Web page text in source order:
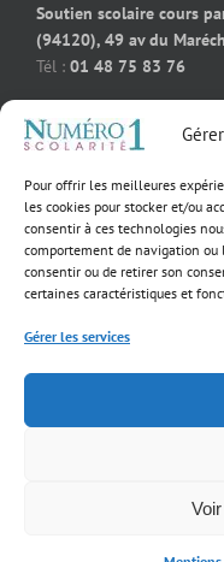
Pour offrir les meilleures
les cookies pour stocker et/ou
consentir à ces technologies
comportement de navigation ou
consentir ou de retirer son
certaines caractéristiques et
Gérer les services
Soutien scolaire cours
(94120), 49 av du
Tél : 01 48 75 83 76
rue des bourguignons
Soutien scolaire cours
Jeanne D’Arc
Tél :01 39 02 60 23
Copyright 2017 Numéro 1